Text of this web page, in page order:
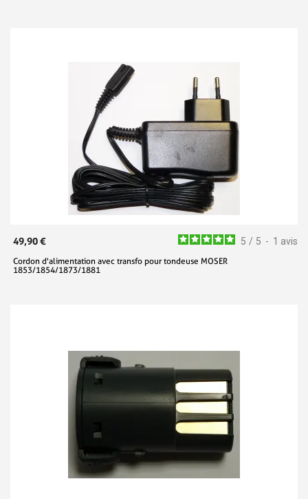
5 / 5 - 1 avis
49,90 €
Cordon d'alimentation avec transfo pour tondeuse MOSER
1853/1854/1873/1881